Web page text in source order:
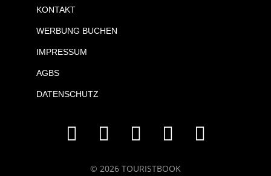
KONTAKT
WERBUNG BUCHEN
IMPRESSUM
AGBS
DATENSCHUTZ
© 2026 TOURISTBOOK